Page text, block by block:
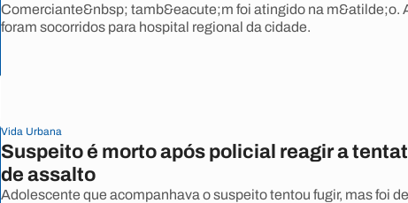
Comerciante&nbsp; tamb&eacute;m foi atingido na m&atilde;o.
foram socorridos para hospital regional da cidade.
Vida Urbana
Suspeito é morto após policial reagir a
de assalto
Adolescente que acompanhava o suspeito tentou fugir, mas foi